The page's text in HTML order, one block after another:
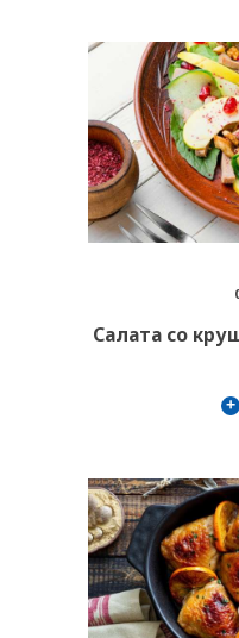
Салата со